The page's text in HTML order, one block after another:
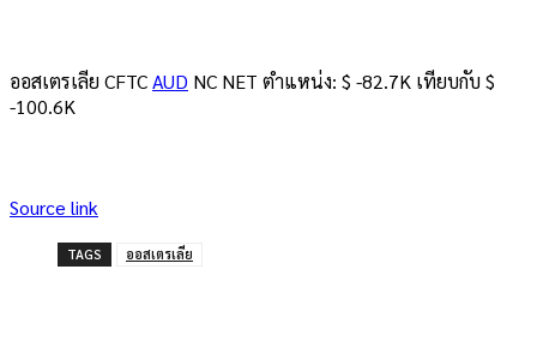
ออสเตรเลีย CFTCAUD NC NET ตำแหน่ง: $ -82.7K เทียบกับ $
-100.6K
Source link
TAGS ออสเตรเลีย